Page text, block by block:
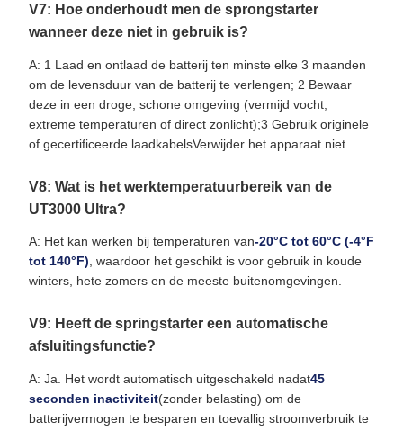
V7: Hoe onderhoudt men de sprongstarter
wanneer deze niet in gebruik is?
A: 1 Laad en ontlaad de batterij ten minste elke 3 maanden
om de levensduur van de batterij te verlengen; 2 Bewaar
deze in een droge, schone omgeving (vermijd vocht,
extreme temperaturen of direct zonlicht);3 Gebruik originele
of gecertificeerde laadkabelsVerwijder het apparaat niet.
V8: Wat is het werktemperatuurbereik van de
UT3000 Ultra?
A: Het kan werken bij temperaturen van-20°C tot 60°C (-4°F
tot 140°F), waardoor het geschikt is voor gebruik in koude
winters, hete zomers en de meeste buitenomgevingen.
V9: Heeft de springstarter een automatische
afsluitingsfunctie?
A: Ja. Het wordt automatisch uitgeschakeld nadat45
seconden inactiviteit(zonder belasting) om de
batterijvermogen te besparen en toevallig stroomverbruik te